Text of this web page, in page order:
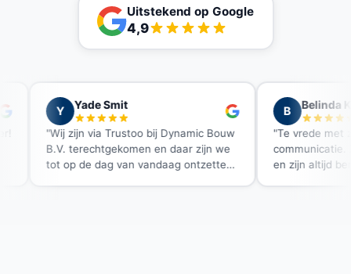
Uitstekend op Google
4,9
bij Dynamic Bouw
en daar zijn we
vandaag ontzettend
Belinda Karssen
"Te vrede met zeer goede
communicatie. Ze denken met je mee
en zijn altijd bereikbaar. Echt een